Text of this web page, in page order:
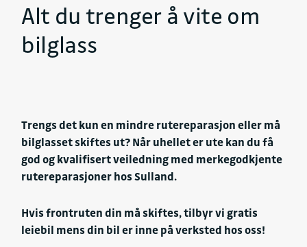
Alt du trenger å vite om
bilglass
Trengs det kun en mindre rutereparasjon eller må
bilglasset skiftes ut? Når uhellet er ute kan du få
god og kvalifisert veiledning med merkegodkjente
rutereparasjoner hos Sulland.
Hvis frontruten din må skiftes, tilbyr vi gratis
leiebil mens din bil er inne på verksted hos oss!